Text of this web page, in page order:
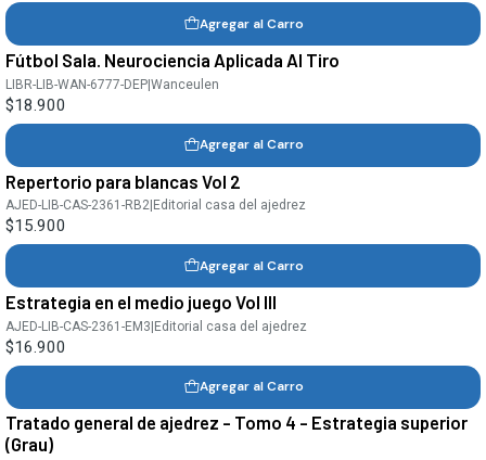
Agregar al Carro
Fútbol Sala. Neurociencia Aplicada Al Tiro
LIBR-LIB-WAN-6777-DEP |Wanceulen
$18.900
Agregar al Carro
Repertorio para blancas Vol 2
AJED-LIB-CAS-2361-RB2 Editorial casa del ajedrez
$15.900
Agregar al Carro
Estrategia en el medio juego Vol III
AJED-LIB-CAS-2361-EM3|Editorial casa del ajedrez
$16.900
Agregar al Carro
Tratado general de ajedrez - Tomo 4 - Estrategia superior
(Grau)